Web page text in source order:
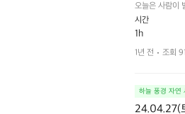
오늘은 사람이
시간
1h
1년 전 조회 91
하늘 풍경 자연
24.04.27(